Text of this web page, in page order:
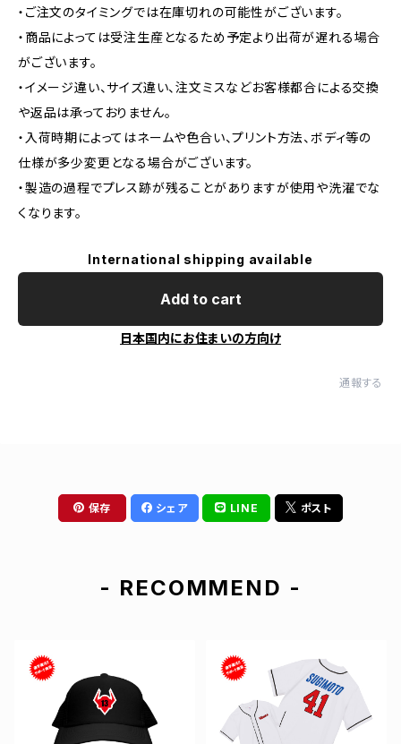
・ご注文のタイミングでは在庫切れの可能性がございます。
・商品によっては受注生産となるため予定より出荷が遅れる場合
がございます。
・イメージ違い、サイズ違い、注文ミスなどお客様都合による交換
や返品は承っておりません。
・入荷時期によってはネームや色合い、プリント方法、ボディ等の
仕様が多少変更となる場合がございます。
・製造の過程でプレス跡が残ることがありますが使用や洗濯でな
くなります。
International shipping available
Add to cart
日本国内にお住まいの方向け
通報する
保存 シェア LINE ポスト
- RECOMMEND -